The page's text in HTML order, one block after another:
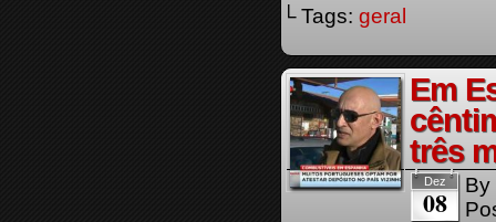
└ Tags: geral
Em
três
Dez
08
By